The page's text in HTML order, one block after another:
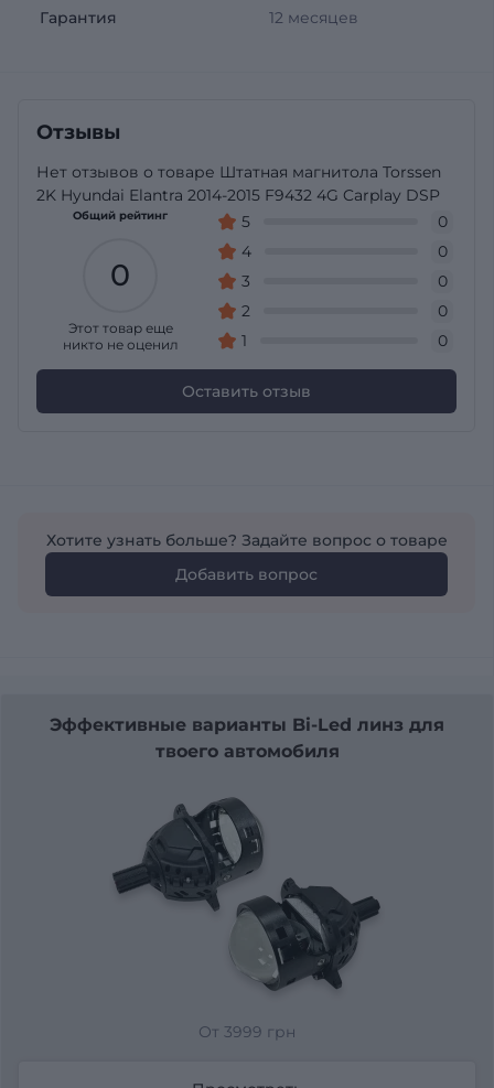
Гарантия 12 месяцев
Отзывы
Нет отзывов о товаре Штатная магнитола Torssen
2K Hyundai Elantra 2014-2015 F9432 4G Carplay DSP
Общий рейтинг
0
Этот товар еще
никто не оценил
5
0
4
0
3
0
2
0
1
0
Оставить отзыв
Хотите узнать больше? Задайте вопрос о товаре
Добавить вопрос
Эффективные варианты Bi-Led линз для
твоего автомобиля
От 3999 грн